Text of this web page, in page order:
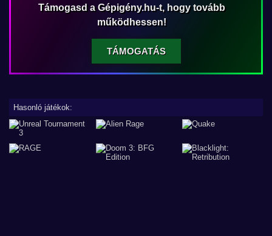
Támogasd a Gépigény.hu-t, hogy tovább
működhessen!
TÁMOGATÁS
Hasonló játékok: